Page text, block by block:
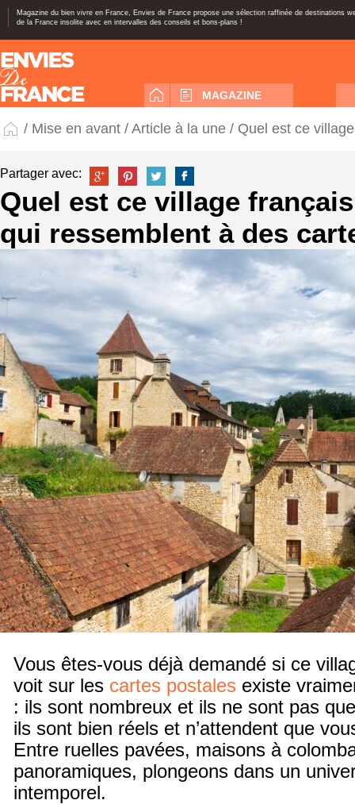
Magazine du bien vivre en France, Envies de France propose une sélection raffinée de destinations
de la France insolite avec en intervalles des conseils et bons-plans !
MAGAZINE
/ Mise en avant / Article à la une / Quel est ce
Partager avec:
Quel est ce village
qui ressemblent à des
Vous êtes-vous déjà demandé si ce
voit sur les cartes postales existe
: ils sont nombreux et ils ne sont pas
ils sont bien réels et n’attendent que
Entre ruelles pavées, maisons à
panoramiques, plongeons dans un
intemporel.